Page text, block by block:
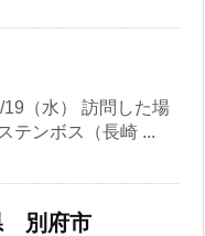
（水） 訪問した場
ンボス（長崎 ...
別府市